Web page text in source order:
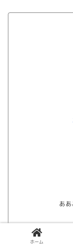
あ
ホーム